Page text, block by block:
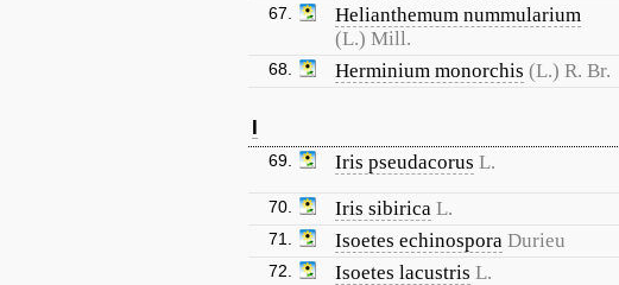
67.
Helianthemum nummularium
(L.) Mill.
68. Herminium monorchis (L.) R. Br.
I
69. Iris pseudacorus L.
70.
Iris sibirica L.
71.
Isoetes echinospora Durieu
72.
Isoetes lacustris L.